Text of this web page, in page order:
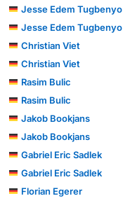
Jesse Edem Tugbenyo
Jesse Edem Tugbenyo
Christian Viet
Christian Viet
Rasim Bulic
Rasim Bulic
Jakob Bookjans
Jakob Bookjans
Gabriel Eric Sadlek
Gabriel Eric Sadlek
Florian Egerer